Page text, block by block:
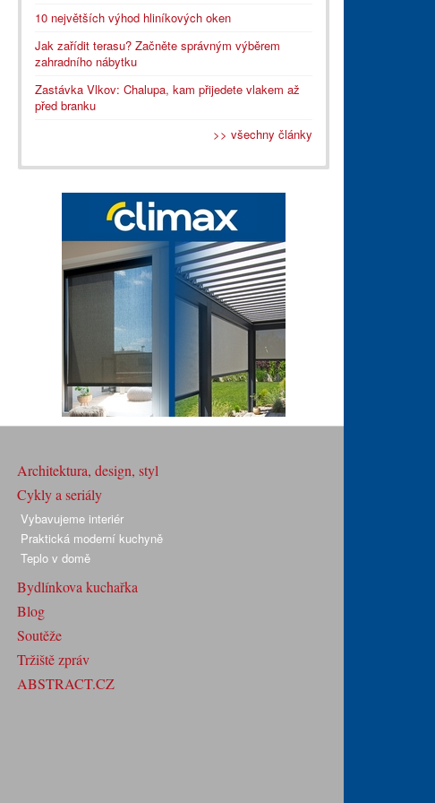
10 největších výhod hliníkových oken
Jak zařídit terasu? Začněte správným výběrem
zahradního nábytku
Zastávka Vlkov: Chalupa, kam přijedete vlakem až
před branku
>> všechny články
Architektura, design, styl
Cykly a seriály
Vybavujeme interiér
Praktická moderní kuchyně
Teplo v domě
Bydlínkova kuchařka
Blog
Soutěže
Tržiště zpráv
ABSTRACT.CZ